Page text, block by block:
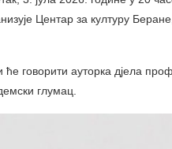
Центар за културу
ће говорити ауторка дјела
глумац.